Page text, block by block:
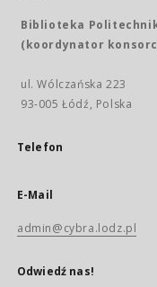
Biblioteka
(koordynator
ul. Wólczańska 223
93-005 Łódź, Polska
Telefon
E-Mail
admin@cybra.lodz.pl
Odwiedź nas!